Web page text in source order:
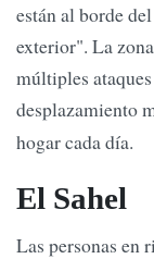
están al borde
exterior". La
múltiples
desplazamiento
hogar cada día.
El Sahel
Las personas en